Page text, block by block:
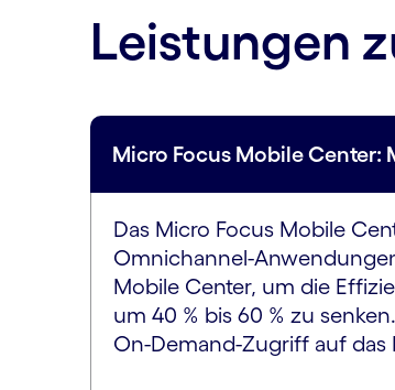
Leistungen
Micro Focus Mobile
Das Micro Focus Mobile
Omnichannel-
Mobile Center, um die
um 40 % bis 60 % zu
On-Demand-Zugriff auf das